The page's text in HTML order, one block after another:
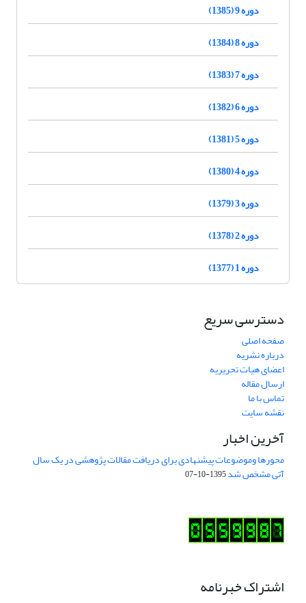
دوره 9 (1385)
دوره 8 (1384)
دوره 7 (1383)
دوره 6 (1382)
دوره 5 (1381)
دوره 4 (1380)
دوره 3 (1379)
دوره 2 (1378)
دوره 1 (1377)
دسترسی سریع
صفحه اصلی
درباره نشریه
اعضای هیات تحریریه
ارسال مقاله
تماس با ما
نقشه سایت
آخرین اخبار
محورها وموضوعات پیشنهادی برای دریافت مقالات پژوهشی در یک سال
آتی مشخص شد1395-10-07
اشتراک خبرنامه